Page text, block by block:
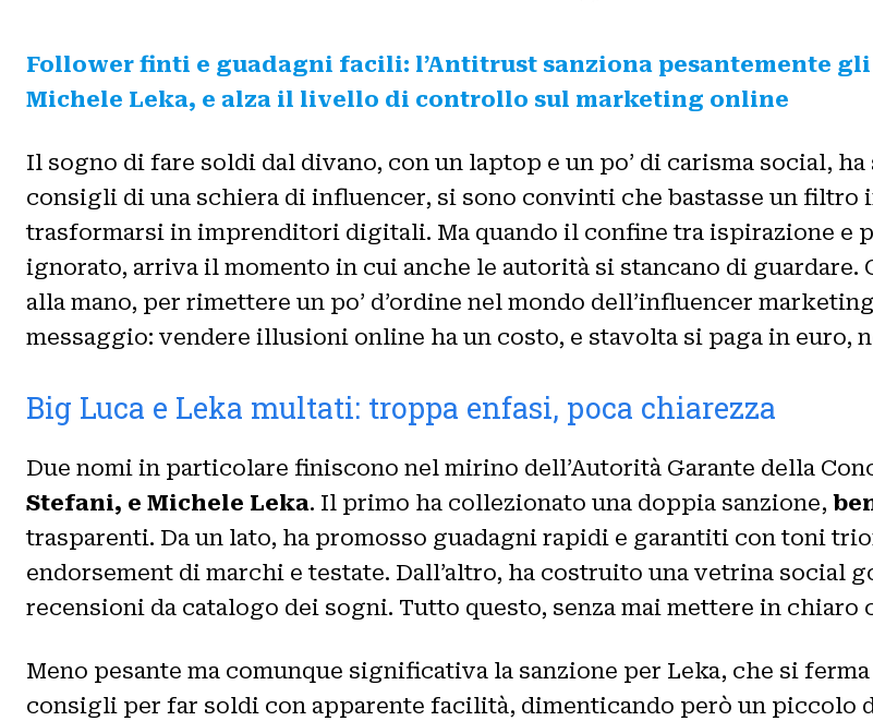
Follower finti e guadagni facili: l’Antitrust sanziona pesantemente
Michele Leka, e alza il livello di controllo sul marketing online
Il sogno di fare soldi dal divano, con un laptop e un po’ di carisma social,
consigli di una schiera di influencer, si sono convinti che bastasse un
trasformarsi in imprenditori digitali. Ma quando il confine tra ispirazione
ignorato, arriva il momento in cui anche le autorità si stancano di guardare.
alla mano, per rimettere un po’ d’ordine nel mondo dell’influencer
messaggio: vendere illusioni online ha un costo, e stavolta si paga in euro,
Big Luca e Leka multati: troppa enfasi, poca chiarezza
Due nomi in particolare finiscono nel mirino dell’Autorità Garante della
Stefani, e Michele Leka. Il primo ha collezionato una doppia sanzione,
trasparenti. Da un lato, ha promosso guadagni rapidi e garantiti con toni
endorsement di marchi e testate. Dall’altro, ha costruito una vetrina social
recensioni da catalogo dei sogni. Tutto questo, senza mai mettere in
Meno pesante ma comunque significativa la sanzione per Leka, che si
consigli per far soldi con apparente facilità, dimenticando però un piccolo